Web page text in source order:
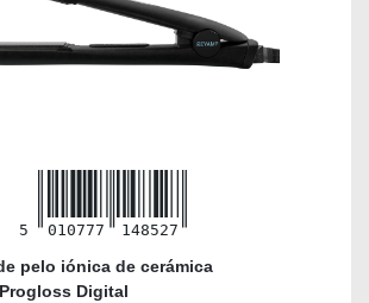
5 010777 148527
pelo iónica de cerámica
Progloss Digital